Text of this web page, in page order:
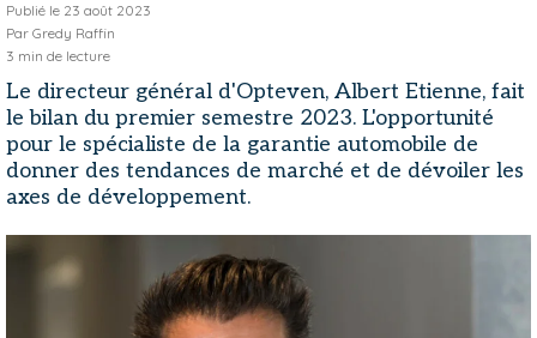
Publié le 23 août 2023
Par Gredy Raffin
3 min de lecture
Le directeur général d'Opteven, Albert Etienne, fait
le bilan du premier semestre 2023. L'opportunité
pour le spécialiste de la garantie automobile de
donner des tendances de marché et de dévoiler les
axes de développement.